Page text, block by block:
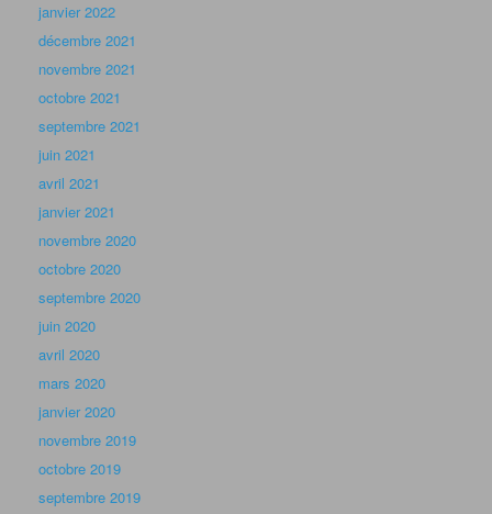
janvier 2022
décembre 2021
novembre 2021
octobre 2021
septembre 2021
juin 2021
avril 2021
janvier 2021
novembre 2020
octobre 2020
septembre 2020
juin 2020
avril 2020
mars 2020
janvier 2020
novembre 2019
octobre 2019
septembre 2019